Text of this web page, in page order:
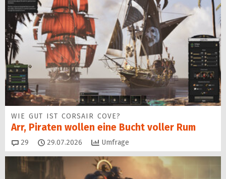
WIE GUT IST CORSAIR COVE?
Arr, Piraten wollen eine Bucht voller Rum
29 Kommentare
29.07.2026 Umfrage